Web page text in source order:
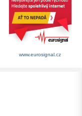
www.eurosignal.cz